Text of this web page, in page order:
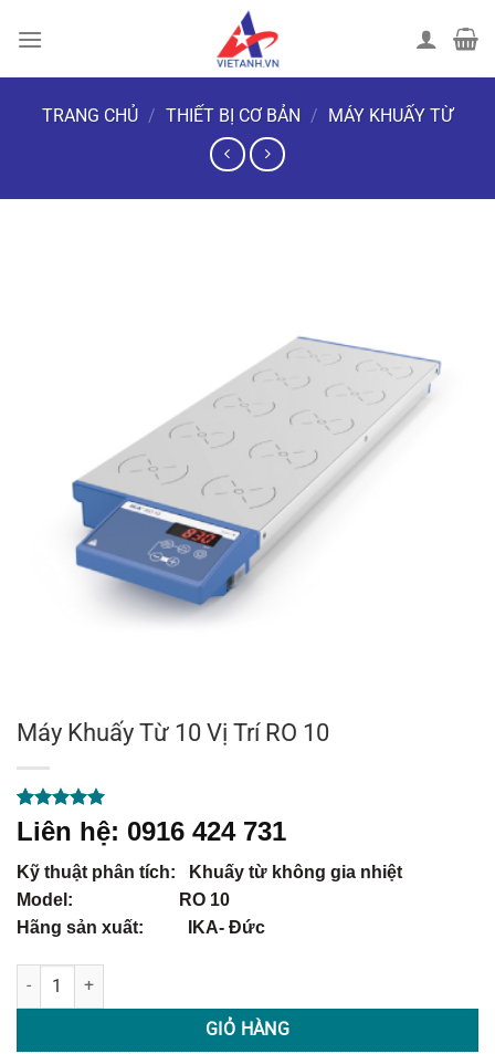
đến
TRANG CHỦ / THIẾT BỊ CƠ BẢN / MÁY KHUẤY TỪ
Máy Khuấy Từ 10 Vị Trí RO 10
5.00trên 5
dựa trên
1Liên hệ: 0916 424 731
Kỹ thuật phân tích: Khuấy từ không gia nhiệt
Model: RO 10
Hãng sản xuất: IKA- Đức
Máy Khuấy Từ 10 Vị Trí RO 10 số lượng
GIỎ HÀNG